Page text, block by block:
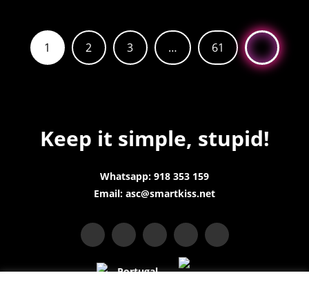
1 2 3 … 61
Keep it simple, stupid!
Whatsapp: 918 353 159
Email: asc@smartkiss.net